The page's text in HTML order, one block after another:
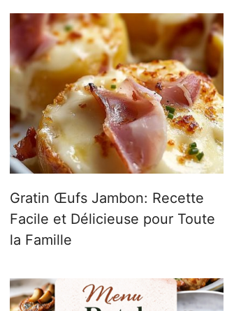
Gratin Œufs Jambon: Recette
Facile et Délicieuse pour Toute
la Famille